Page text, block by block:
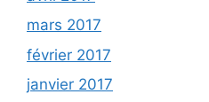
mars 2017
février 2017
janvier 2017